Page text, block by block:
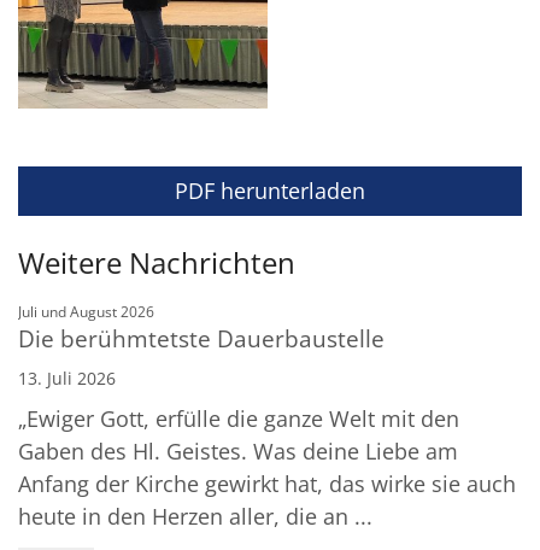
PDF herunterladen
Weitere Nachrichten
Juli und August 2026:
Die berühmtetste Dauerbaustelle
13. Juli 2026
„Ewiger Gott, erfülle die ganze Welt mit den
Gaben des Hl. Geistes. Was deine Liebe am
Anfang der Kirche gewirkt hat, das wirke sie auch
heute in den Herzen aller, die an ...